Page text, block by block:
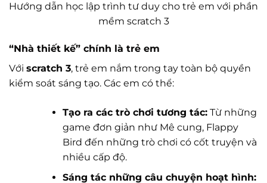
Hướng dẫn học lập trình tư duy cho trẻ em với phần
mềm scratch 3
“Nhà thiết kế” chính là trẻ em
Với scratch 3, trẻ em nắm trong tay toàn bộ quyền
kiểm soát sáng tạo. Các em có thể:
Tạo ra các trò chơi tương tác:Từ những
game đơn giản như Mê cung, Flappy
Bird đến những trò chơi có cốt truyện và
nhiều cấp độ.
Sáng tác những câu chuyện hoạt hình: